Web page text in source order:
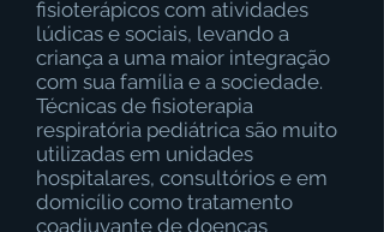
fisioterápicos com atividades
lúdicas e sociais, levando a
criança a uma maior integração
com sua família e a sociedade.
Técnicas de fisioterapia
respiratória pediátrica são muito
utilizadas em unidades
hospitalares, consultórios e em
domicílio como tratamento
coadjuvante de doenças